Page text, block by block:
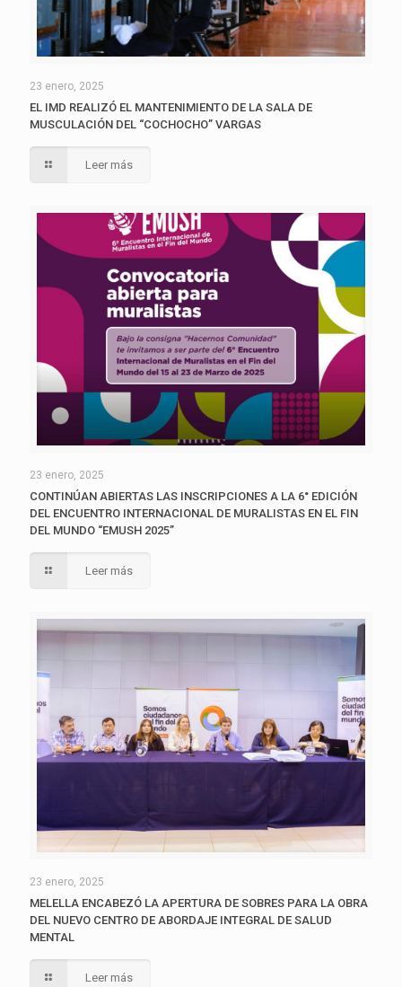
23 enero, 2025
EL IMD REALIZÓ EL MANTENIMIENTO DE LA SALA DE
MUSCULACIÓN DEL “COCHOCHO” VARGAS
Leer más
23 enero, 2025
CONTINÚAN ABIERTAS LAS INSCRIPCIONES A LA 6° EDICIÓN
DEL ENCUENTRO INTERNACIONAL DE MURALISTAS EN EL FIN
DEL MUNDO “EMUSH 2025”
Leer más
23 enero, 2025
MELELLA ENCABEZÓ LA APERTURA DE SOBRES PARA LA OBRA
DEL NUEVO CENTRO DE ABORDAJE INTEGRAL DE SALUD
MENTAL
Leer más